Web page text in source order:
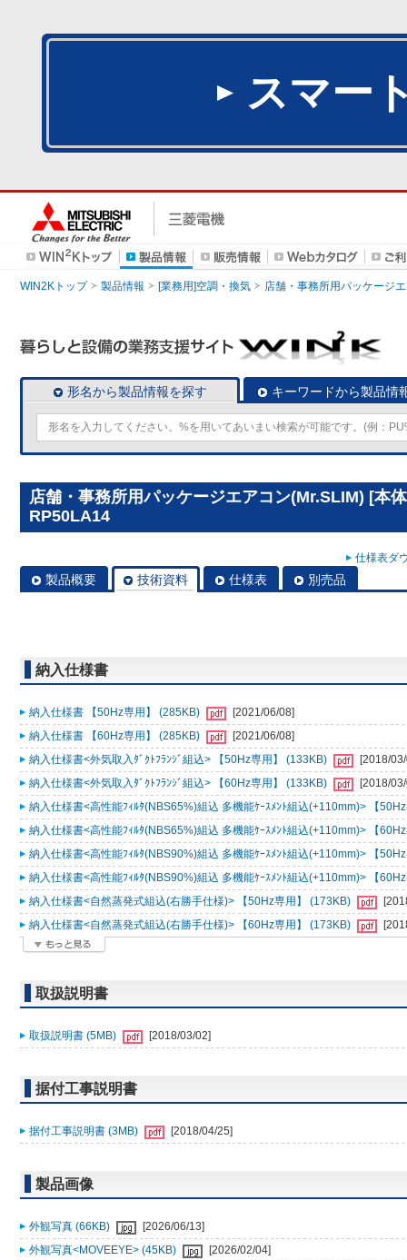
スマー
WIN2Kトップ 製品情報 [業務用]空調・換気 店舗・事務所用パッケージ
形名から製品情報を探す キーワードから製品情
店舗・事務所用パッケージエアコン(Mr.SLIM) [本
RP50LA14
仕様表ダ
製品概要 技術資料 仕様表 別売品
納入仕様書
納入仕様書 【50Hz専用】 (285KB)
[2021/06/08]
納入仕様書 【60Hz専用】 (285KB)
[2021/06/08]
納入仕様書<外気取入ﾀﾞｸﾄﾌﾗﾝｼﾞ組込> 【50Hz専用】 (133KB)
[2018/
納入仕様書<外気取入ﾀﾞｸﾄﾌﾗﾝｼﾞ組込> 【60Hz専用】 (133KB)
[2018/
納入仕様書<高性能ﾌｨﾙﾀ(NBS65%)組込 多機能ｹｰｽﾒﾝﾄ組込(+110mm)> 【
納入仕様書<高性能ﾌｨﾙﾀ(NBS65%)組込 多機能ｹｰｽﾒﾝﾄ組込(+110mm)> 【
納入仕様書<高性能ﾌｨﾙﾀ(NBS90%)組込 多機能ｹｰｽﾒﾝﾄ組込(+110mm)> 【
納入仕様書<高性能ﾌｨﾙﾀ(NBS90%)組込 多機能ｹｰｽﾒﾝﾄ組込(+110mm)> 【
納入仕様書<自然蒸発式組込(右勝手仕様)> 【50Hz専用】 (173KB)
納入仕様書<自然蒸発式組込(右勝手仕様)> 【60Hz専用】 (173KB)
取扱説明書
取扱説明書 (5MB) [2018/03/02]
据付工事説明書
据付工事説明書 (3MB) [2018/04/25]
製品画像
外観写真 (66KB)
[2026/06/13]
外観写真<MOVEEYE> (45KB)
[2026/02/04]